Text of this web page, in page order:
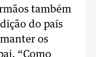
também
do país
os
“Como